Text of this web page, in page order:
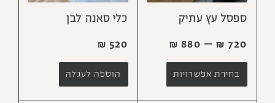
ספסל עץ עתיק
₪ 720
–
₪ 880
בחירת אפשרויות
כלי סאנה לבן
₪ 520
הוספה לעגלה